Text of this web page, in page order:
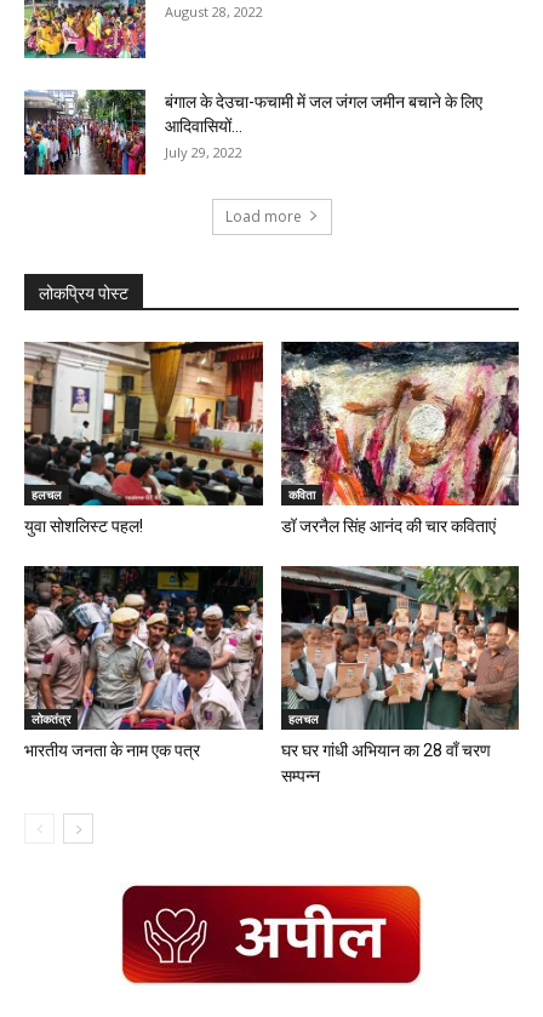
August 28, 2022
बंगाल के देउचा-फचामी में जल जंगल जमीन बचाने के लिए
आदिवासियों...
July 29, 2022
Load more
लोकप्रिय पोस्ट
हलचल
युवा सोशलिस्ट पहल!
कविता
डॉ जरनैल सिंह आनंद की चार कविताएं
लोकतंत्र
भारतीय जनता के नाम एक पत्र
हलचल
घर घर गांधी अभियान का 28 वाँ चरण
सम्पन्न